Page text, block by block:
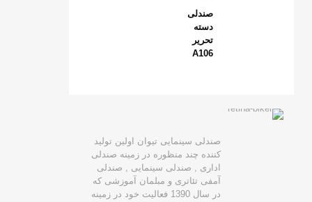
صندلی
دسته
تحریر
A106
صندلی سینمایی تیوان اولین تولید
کننده چند منظوره در زمینه صندلی
اداری , صندلی سینمایی , صندلی
آمفی تئاتری و مبلمان آموزشی که
در سال 1390 فعالیت خود در زمینه